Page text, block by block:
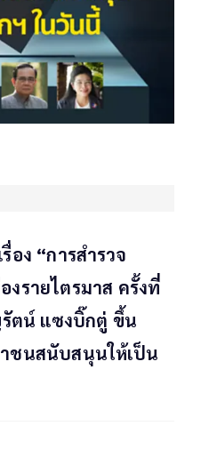
อง “การสำรวจ
งรายไตรมาส ครั้งที่
รัตน์ แซงบิ๊กตู่ ขึ้น
ชนสนับสนุนให้เป็น